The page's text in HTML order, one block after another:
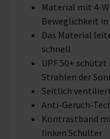
Material mit 4-
Beweglichkeit
Das Material
schnell
UPF 50+
Strahlen der
Seitlich
Anti-Geruch-
Kontrastband
linken Schulter